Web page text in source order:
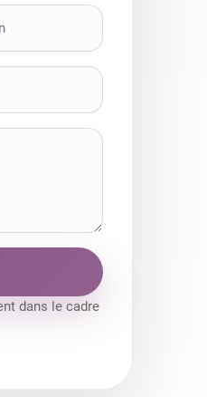
dans le cadre